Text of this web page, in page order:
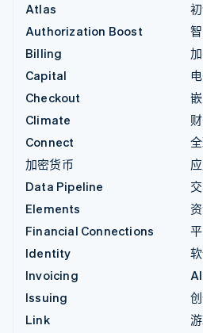
Atlas
Authorization Boost
Billing
Capital
Checkout
Climate
Connect
加密货币
Data Pipeline
Elements
Financial Connections
Identity
Invoicing
Issuing
Link